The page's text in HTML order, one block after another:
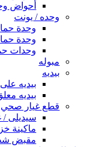
أحواض
وحده / يونت
وحدة
وحدة
وحدات
مبوله
بيديه
بيديه
بيديه
قطع غيار صحي
سيديلى /
ماكينة
مقبض